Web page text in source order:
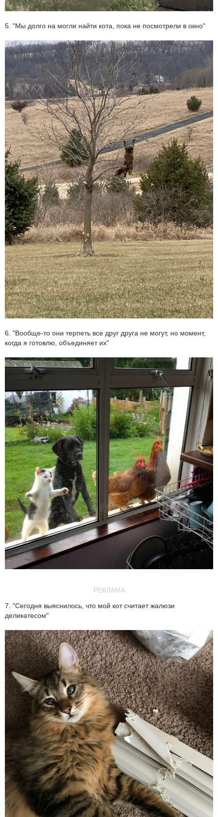
5. "Мы долго на могли найти кота, пока не посмотрели в окно"
6. "Вообще-то они терпеть все друг друга не могут, но момент,
когда я готовлю, объединяет их"
РЕКЛАМА
7. "Сегодня выяснилось, что мой кот считает жалюзи
деликатесом"